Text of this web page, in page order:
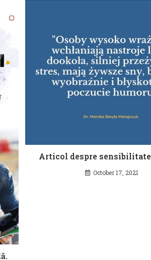
Articol despre
October 17, 2021